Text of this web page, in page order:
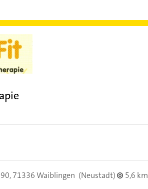
71336 Waiblingen (Neustadt)
5,6 km